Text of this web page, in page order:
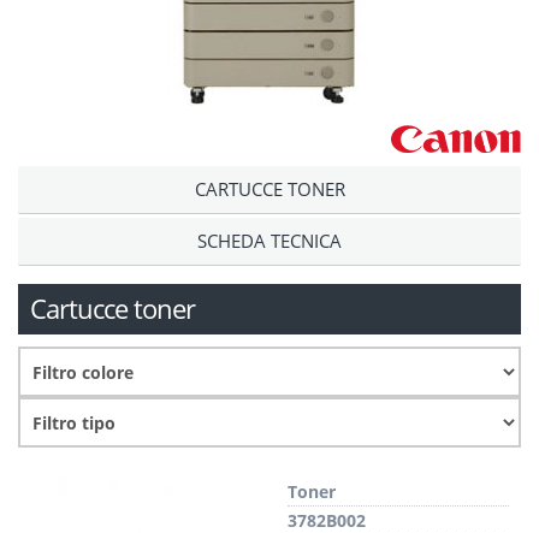
CARTUCCE TONER
SCHEDA TECNICA
Cartucce toner
Toner
3782B002